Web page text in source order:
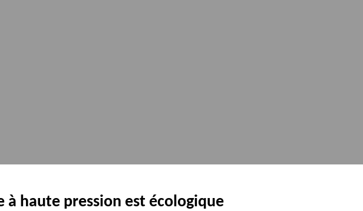
à haute pression est écologique